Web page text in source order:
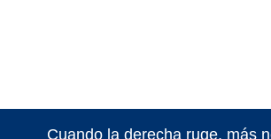
Cuando la derecha ruge, más